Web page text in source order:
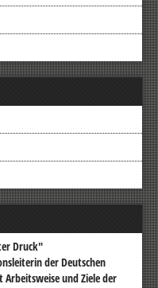
Druck"
der Deutschen
und Ziele der